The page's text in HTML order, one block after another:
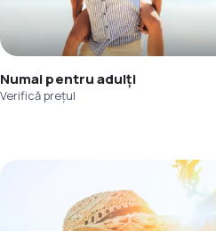
Numai pentru adulți
Verifică prețul